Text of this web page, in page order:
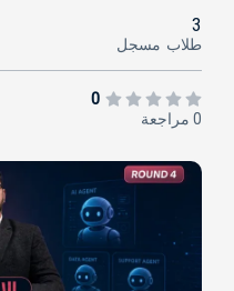
3
طلاب مسجل
0
0 مراجعة